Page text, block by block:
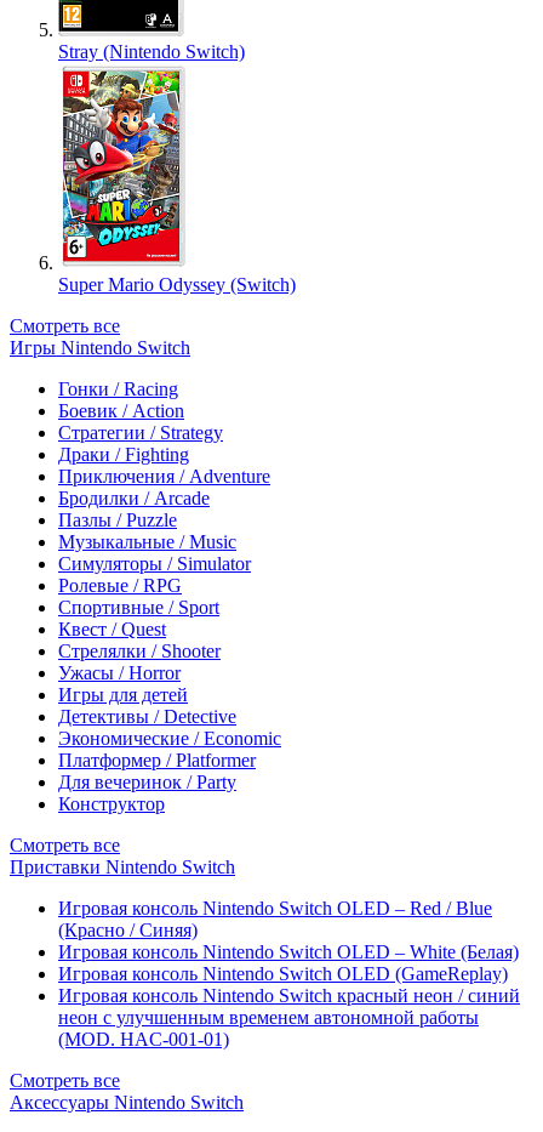
Stray (Nintendo Switch)
Super Mario Odyssey (Switch)
Смотреть все
Игры Nintendo Switch
Гонки / Racing
Боевик / Action
Стратегии / Strategy
Драки / Fighting
Приключения / Adventure
Бродилки / Arcade
Пазлы / Puzzle
Музыкальные / Music
Симуляторы / Simulator
Ролевые / RPG
Спортивные / Sport
Квест / Quest
Стрелялки / Shooter
Ужасы / Horror
Игры для детей
Детективы / Detective
Экономические / Economic
Платформер / Platformer
Для вечеринок / Party
Конструктор
Смотреть все
Приставки Nintendo Switch
Игровая консоль Nintendo Switch OLED – Red / Blue
(Красно / Синяя)
Игровая консоль Nintendo Switch OLED – White (Белая)
Игровая консоль Nintendo Switch OLED (GameReplay)
Игровая консоль Nintendo Switch красный неон / синий
неон с улучшенным временем автономной работы
(MOD. HAC-001-01)
Смотреть все
Аксессуары Nintendo Switch